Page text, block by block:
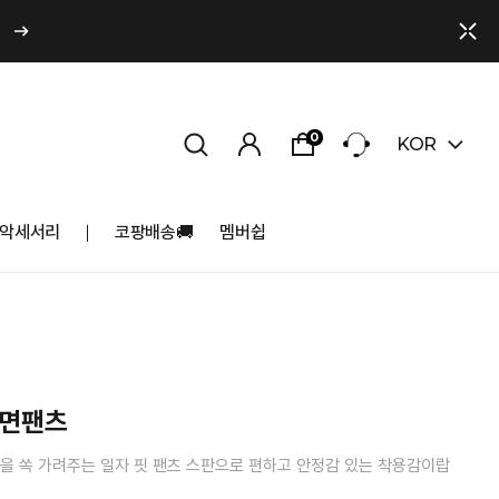
0 KOR
악세서리 코팡배송🚚 멤버쉽
팬츠
쏙 가려주는 일자 핏 팬츠 스판으로 편하고 안정감 있는 착용감이랍